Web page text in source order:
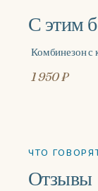
С этим
Комбинезон
1 950 ₽
ЧТО
Отзывы